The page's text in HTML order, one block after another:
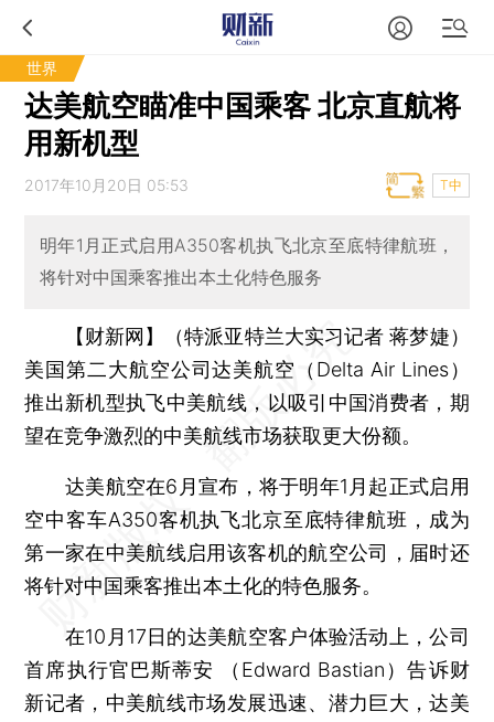
世界
达美航空瞄准中国乘客 北京直航将
用新机型
2017年10月20日 05:53 T中
明年1月正式启用A350客机执飞北京至底特律航班，
将针对中国乘客推出本土化特色服务
【财新网】（特派亚特兰大实习记者 蒋梦婕）
美国第二大航空公司达美航空（Delta Air Lines）
推出新机型执飞中美航线，以吸引中国消费者，期
望在竞争激烈的中美航线市场获取更大份额。
达美航空在6月宣布，将于明年1月起正式启用
空中客车A350客机执飞北京至底特律航班，成为
第一家在中美航线启用该客机的航空公司，届时还
将针对中国乘客推出本土化的特色服务。
在10月17日的达美航空客户体验活动上，公司
首席执行官巴斯蒂安 （Edward Bastian）告诉财
新记者，中美航线市场发展迅速、潜力巨大，达美